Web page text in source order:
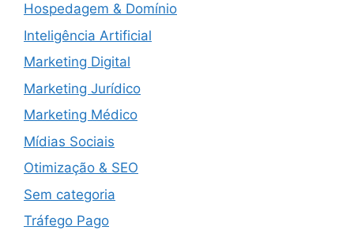
Hospedagem & Domínio
Inteligência Artificial
Marketing Digital
Marketing Jurídico
Marketing Médico
Mídias Sociais
Otimização & SEO
Sem categoria
Tráfego Pago